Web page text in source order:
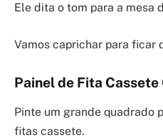
Ele dita o tom para a mesa
Vamos caprichar para ficar
Painel de Fita
Pinte um grande quadrado
fitas cassete.